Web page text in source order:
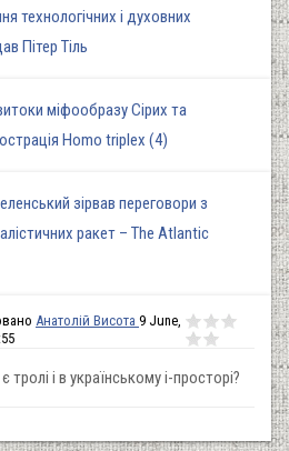
технологічних і духовних
Пітер Тіль
міфообразу Сірих та
Homo triplex (4)
зірвав переговори з
ракет – The Atlantic
Анатолій Висота 9 June,
тролі і в українському і-просторі?